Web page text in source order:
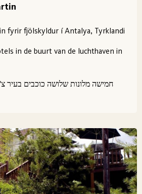
fyrir fjölskyldur í Antalya, Tyrklandi
in de buurt van de luchthaven in
חמישה מלונות שלושה כוכבים בעיר